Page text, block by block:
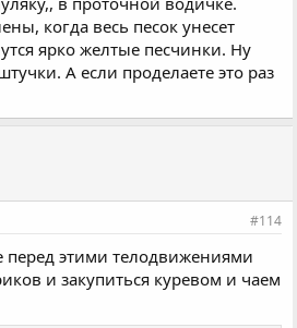
когда весь песок унесет
ярко желтые песчинки. Ну
А если проделаете это раз
#114
перед этими телодвижениями
и закупиться куревом и чаем